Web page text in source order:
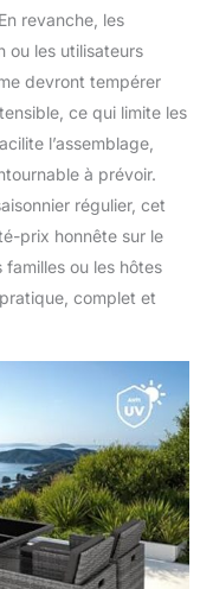
que votre
AISÉ ET
Notre
salon jardin
pour un
facile, parfait
Il est
idéal pour
d'hiver.
le rend
tout
une
pour
de jardin
revanche, les
ou les utilisateurs
devront tempérer
ce qui limite les
l’assemblage,
à prévoir.
régulier, cet
prix honnête sur le
ou les hôtes
complet et